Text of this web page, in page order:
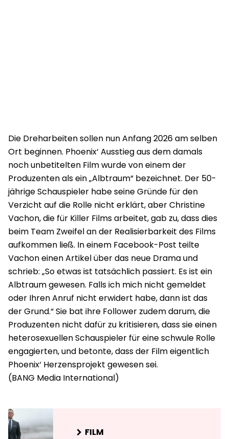
Die Dreharbeiten sollen nun Anfang 2026 am selben
Ort beginnen. Phoenix‘ Ausstieg aus dem damals
noch unbetitelten Film wurde von einem der
Produzenten als ein „Albtraum“ bezeichnet. Der 50-
jährige Schauspieler habe seine Gründe für den
Verzicht auf die Rolle nicht erklärt, aber Christine
Vachon, die für Killer Films arbeitet, gab zu, dass dies
beim Team Zweifel an der Realisierbarkeit des Films
aufkommen ließ. In einem Facebook-Post teilte
Vachon einen Artikel über das neue Drama und
schrieb: „So etwas ist tatsächlich passiert. Es ist ein
Albtraum gewesen. Falls ich mich nicht gemeldet
oder Ihren Anruf nicht erwidert habe, dann ist das
der Grund.“ Sie bat ihre Follower zudem darum, die
Produzenten nicht dafür zu kritisieren, dass sie einen
heterosexuellen Schauspieler für eine schwule Rolle
engagierten, und betonte, dass der Film eigentlich
Phoenix‘ Herzensprojekt gewesen sei.
FILM